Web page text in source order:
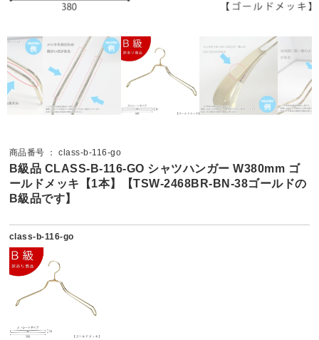
商品番号 ： class-b-116-go
B級品 CLASS-B-116-GO シャツハンガー W380mm ゴ
ールドメッキ【1本】【TSW-2468BR-BN-38ゴールドの
B級品です】
class-b-116-go